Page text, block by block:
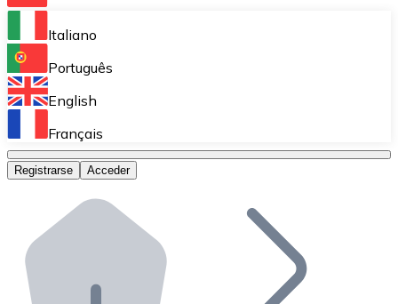
Bitnovo Ramp
Integra nuestra solución en tu plataforma.
Bitnovo Giftcards
Bitnovo OTC
Bitnovo ATM
Integra un ATM Bitnovo en tu negocio y permite que
Bitnovo API
Italiano
Português
English
Français
Registrarse Acceder